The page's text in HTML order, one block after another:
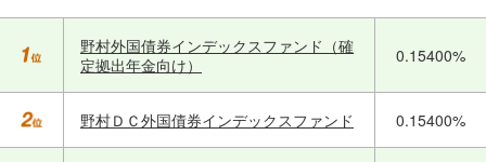
野村外国債券インデックスファンド（確
定拠出年金向け）
0.15400%
野村ＤＣ外国債券インデックスファンド 0.15400%